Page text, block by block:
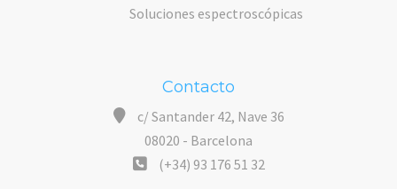
Soluciones espectroscópicas
Contacto
c/ Santander 42, Nave 36
08020 - Barcelona
(+34) 93 176 51 32